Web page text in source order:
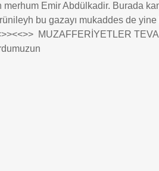
merhum Emir Abdülkadir. Burada
bu gazayı mukaddes de yine
MUZAFFERİYETLER